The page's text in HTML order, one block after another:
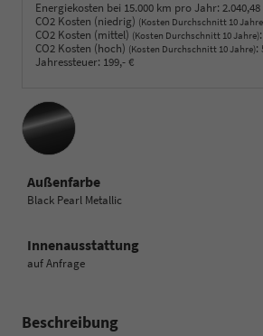
Energiekosten bei 15.000 km pro Jahr: 2.040,48
CO2 Kosten (niedrig) (Kosten Durchschnitt 10
CO2 Kosten (mittel) (Kosten Durchschnitt 10 Jahre):
CO2 Kosten (hoch) (Kosten Durchschnitt 10 Jahre):
Jahressteuer: 199,- €
Außenfarbe
Black Pearl Metallic
Innenausstattung
auf Anfrage
Beschreibung